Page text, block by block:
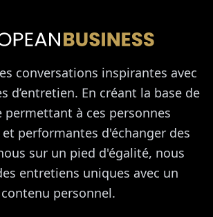
conversations inspirantes avec
d’entretien. En créant la base de
permettant à ces personnes
performantes d'échanger des
sur un pied d'égalité, nous
entretiens uniques avec un
contenu personnel.